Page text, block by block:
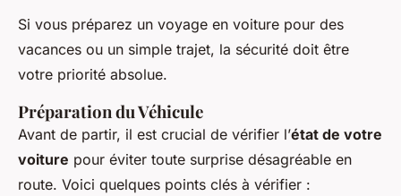
Si vous préparez un voyage en voiture pour des
vacances ou un simple trajet, la sécurité doit être
votre priorité absolue.
Préparation du Véhicule
Avant de partir, il est crucial de vérifier l’état de votre
voiture pour éviter toute surprise désagréable en
route. Voici quelques points clés à vérifier :